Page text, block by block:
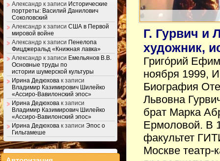
Г. Гурвич и
художник,
Григо́рий
ноября 1999,
Биография
Львовна
брат Марка
Ермоловой. В
факультет
Москве
Александр к записи Исторические
портреты: Василий Данилович
Соколовский
Александр к записи США в Первой
мировой войне
Александр к записи Пенелопа
Фицджеральд «Книжная лавка»
Александр к записи Емельянов В.В.
Основные труды по
истории шумерской культуры
Ирина Дедюхова к записи
Владимир Казимирович Шилейко
«Ассиро-Вавилонский эпос»
Ирина Дедюхова к записи
Владимир Казимирович Шилейко
«Ассиро-Вавилонский эпос»
Ирина Дедюхова к записи Эпос о
Гильгамеше